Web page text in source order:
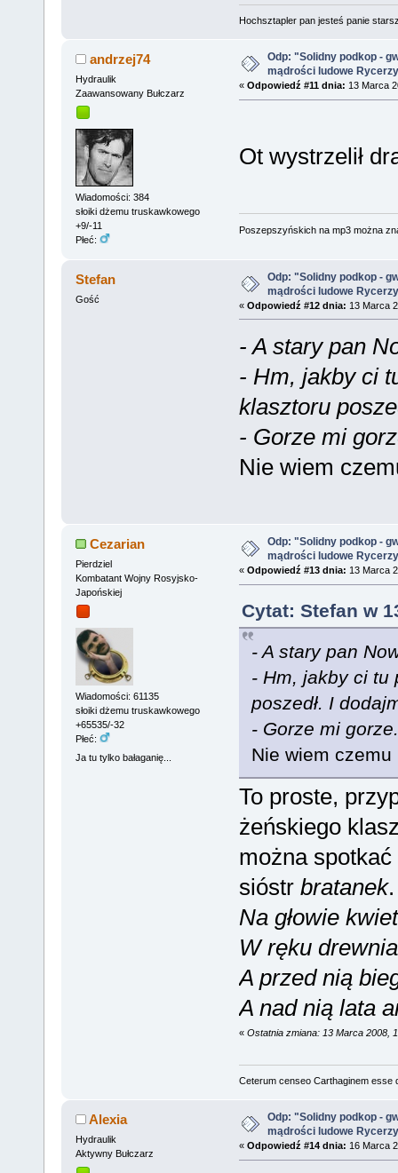
Hochsztapler pan jesteś panie
andrzej74
Hydraulik
Zaawansowany Bułczarz
Wiadomości: 384
słoiki dżemu truskawkowego
+9/-11
Płeć:
Odp: "Solidny podkop -
mądrości ludowe Rycerzy
« Odpowiedź #11 dnia: 13 Marca
Ot wystrzelił
Poszepszyńskich na mp3 można
Stefan
Gość
Odp: "Solidny podkop -
mądrości ludowe Rycerzy
« Odpowiedź #12 dnia: 13 Marca
- A stary pan
- Hm, jakby ci
klasztoru
- Gorze mi
Nie wiem
Cezarian
Pierdziel
Kombatant Wojny Rosyjsko-
Japońskiej
Wiadomości: 61135
słoiki dżemu truskawkowego
+65535/-32
Płeć:
Ja tu tylko bałaganię...
Odp: "Solidny podkop -
mądrości ludowe Rycerzy
« Odpowiedź #13 dnia: 13 Marca
Cytat: Stefan w
- A stary pan
- Hm, jakby ci tu
poszedł. I
- Gorze mi
Nie wiem czemu
To proste,
żeńskiego
można
sióstr bratanek
Na głowie
W ręku
A przed nią
A nad nią lata
« Ostatnia zmiana: 13 Marca 2008,
Ceterum censeo Carthaginem esse
Alexia
Hydraulik
Aktywny Bułczarz
Odp: "Solidny podkop -
mądrości ludowe Rycerzy
« Odpowiedź #14 dnia: 16 Marca